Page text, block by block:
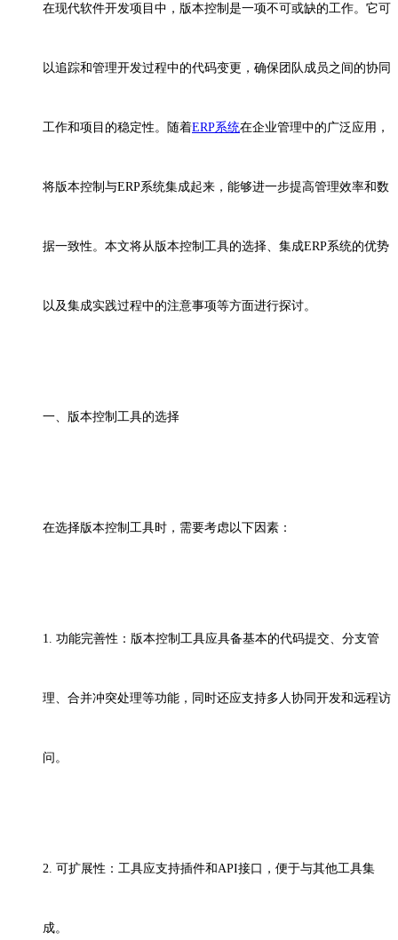
在现代软件开发项目中，版本控制是一项不可或缺的工作。它可
以追踪和管理开发过程中的代码变更，确保团队成员之间的协同
工作和项目的稳定性。随着ERP系统在企业管理中的广泛应用，
将版本控制与ERP系统集成起来，能够进一步提高管理效率和数
据一致性。本文将从版本控制工具的选择、集成ERP系统的优势
以及集成实践过程中的注意事项等方面进行探讨。
一、 版本控制工具的选择
在选择版本控制工具时，需要考虑以下因素：
1. 功能完善性：版本控制工具应具备基本的代码提交、分支管
理、合并冲突处理等功能，同时还应支持多人协同开发和远程访
问。
2. 可扩展性：工具应支持插件和API接口，便于与其他工具集
成。